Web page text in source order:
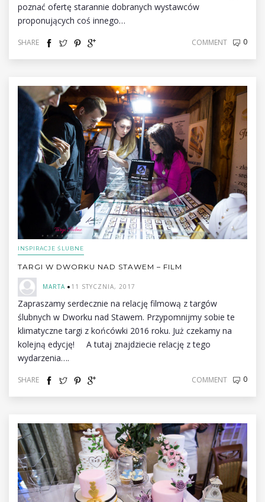
poznać ofertę starannie dobranych wystawców
proponujących coś innego…
SHARE COMMENT 0
INSPIRACJE ŚLUBNE
TARGI W DWORKU NAD STAWEM – FILM
MARTA 11 STYCZNIA, 2017
Zapraszamy serdecznie na relację filmową z targów
ślubnych w Dworku nad Stawem. Przypomnijmy sobie te
klimatyczne targi z końcówki 2016 roku. Już czekamy na
kolejną edycję! A tutaj znajdziecie relację z tego
wydarzenia….
SHARE COMMENT 0